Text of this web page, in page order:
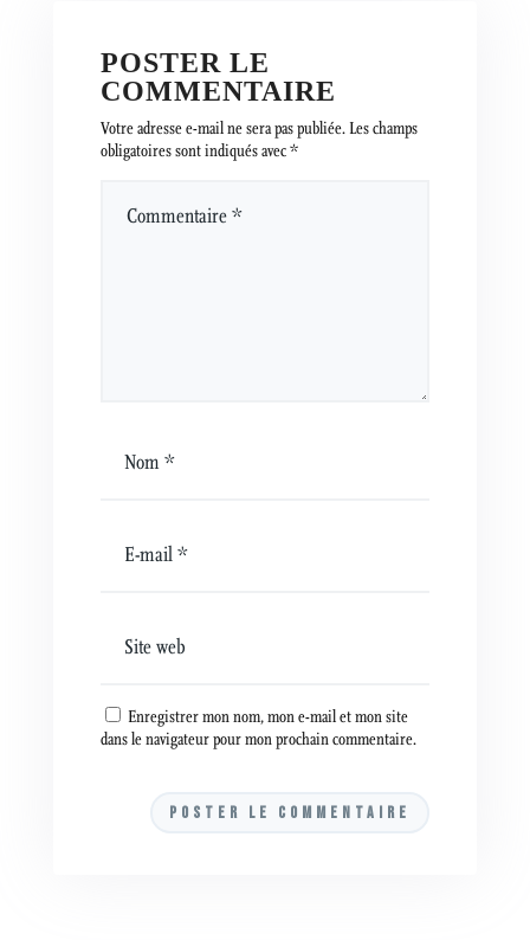
POSTER LE
COMMENTAIRE
Votre adresse e-mail ne sera pas publiée.Les champs
obligatoires sont indiqués avec*
Enregistrer mon nom, mon e-mail et mon site
dans le navigateur pour mon prochain commentaire.